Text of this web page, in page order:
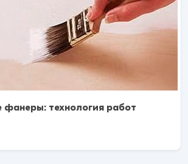
технология работ